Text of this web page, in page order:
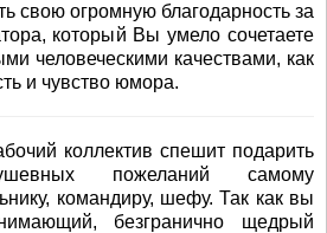
свою огромную благодарность за
который Вы умело сочетаете
человеческими качествами, как
и чувство юмора.
коллектив спешит подарить
пожеланий самому
командиру, шефу. Так как вы
безгранично щедрый